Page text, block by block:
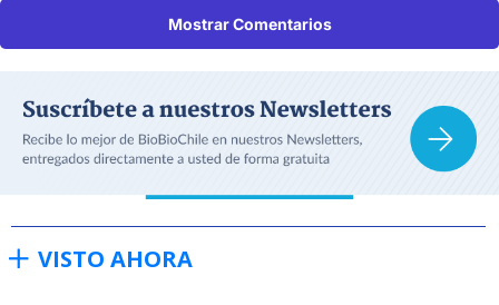
Mostrar Comentarios
VISTO AHORA